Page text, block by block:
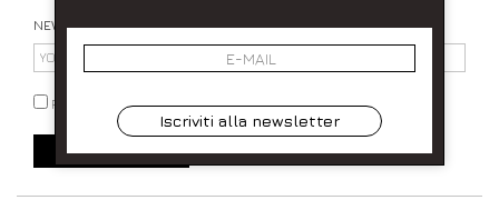
NEWSLETTER
PRIVACY POLICY
SIGN UP ⟩
Iscriviti alla newsletter